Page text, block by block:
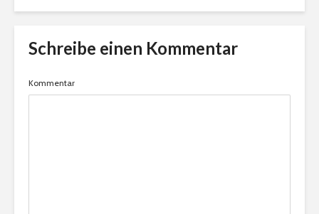
Schreibe einen Kommentar
Kommentar